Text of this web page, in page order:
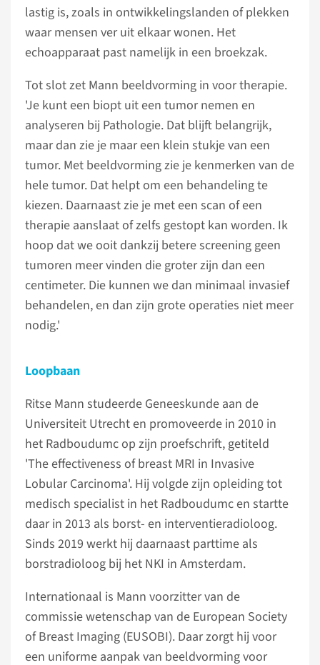
lastig is, zoals in ontwikkelingslanden of plekken
waar mensen ver uit elkaar wonen. Het
echoapparaat past namelijk in een broekzak.
Tot slot zet Mann beeldvorming in voor therapie.
'Je kunt een biopt uit een tumor nemen en
analyseren bij Pathologie. Dat blijft belangrijk,
maar dan zie je maar een klein stukje van een
tumor. Met beeldvorming zie je kenmerken van de
hele tumor. Dat helpt om een behandeling te
kiezen. Daarnaast zie je met een scan of een
therapie aanslaat of zelfs gestopt kan worden. Ik
hoop dat we ooit dankzij betere screening geen
tumoren meer vinden die groter zijn dan een
centimeter. Die kunnen we dan minimaal invasief
behandelen, en dan zijn grote operaties niet meer
nodig.'
Loopbaan
Ritse Mann studeerde Geneeskunde aan de
Universiteit Utrecht en promoveerde in 2010 in
het Radboudumc op zijn proefschrift, getiteld
'The effectiveness of breast MRI in Invasive
Lobular Carcinoma'. Hij volgde zijn opleiding tot
medisch specialist in het Radboudumc en startte
daar in 2013 als borst- en interventieradioloog.
Sinds 2019 werkt hij daarnaast parttime als
borstradioloog bij het NKI in Amsterdam.
Internationaal is Mann voorzitter van de
commissie wetenschap van de European Society
of Breast Imaging (EUSOBI). Daar zorgt hij voor
een uniforme aanpak van beeldvorming voor